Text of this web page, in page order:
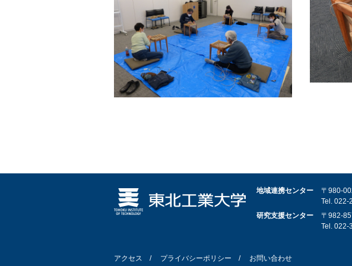
地域連携センター
〒980-
Tel. 022-
研究支援センター
〒982-
Tel. 022-
アクセス プライバシーポリシー お問い合わせ